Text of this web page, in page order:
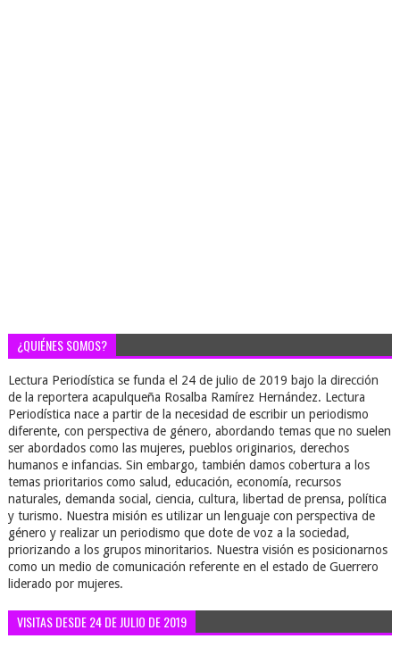
¿QUIÉNES SOMOS?
Lectura Periodística se funda el 24 de julio de 2019 bajo la dirección
de la reportera acapulqueña Rosalba Ramírez Hernández. Lectura
Periodística nace a partir de la necesidad de escribir un periodismo
diferente, con perspectiva de género, abordando temas que no suelen
ser abordados como las mujeres, pueblos originarios, derechos
humanos e infancias. Sin embargo, también damos cobertura a los
temas prioritarios como salud, educación, economía, recursos
naturales, demanda social, ciencia, cultura, libertad de prensa, política
y turismo. Nuestra misión es utilizar un lenguaje con perspectiva de
género y realizar un periodismo que dote de voz a la sociedad,
priorizando a los grupos minoritarios. Nuestra visión es posicionarnos
como un medio de comunicación referente en el estado de Guerrero
liderado por mujeres.
VISITAS DESDE 24 DE JULIO DE 2019